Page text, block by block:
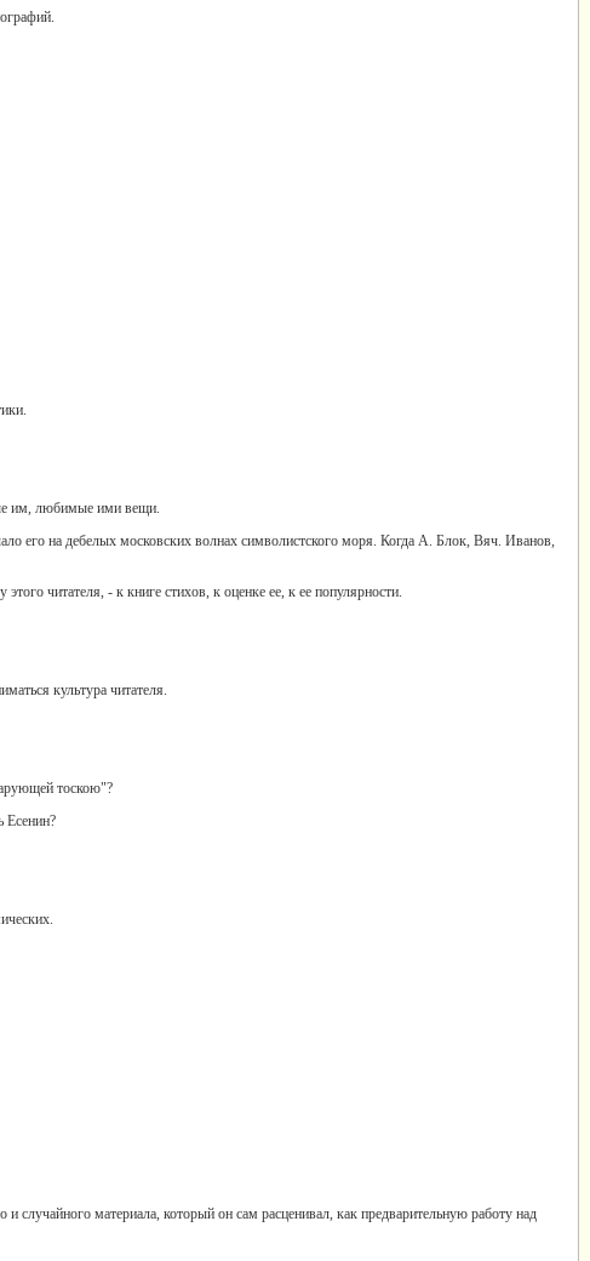
им, любимые ими вещи.
его на дебелых московских волнах символистского моря. Когда А. Блок, Вяч. Иванов,
читателя, - к книге стихов, к оценке ее, к ее популярности.
культура читателя.
тоскою"?
Есенин?
случайного материала, который он сам расценивал, как предварительную работу над